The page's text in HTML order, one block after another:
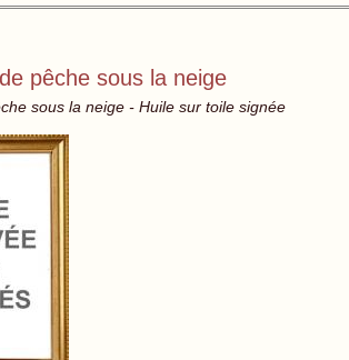
pêche sous la neige
sous la neige - Huile sur toile signée